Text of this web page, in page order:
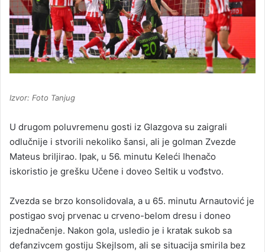
Izvor: Foto Tanjug
U drugom poluvremenu gosti iz Glazgova su zaigrali
odlučnije i stvorili nekoliko šansi, ali je golman Zvezde
Mateus briljirao. Ipak, u 56. minutu Keleći Ihenačo
iskoristio je grešku Učene i doveo Seltik u vođstvo.
Zvezda se brzo konsolidovala, a u 65. minutu Arnautović je
postigao svoj prvenac u crveno-belom dresu i doneo
izjednačenje. Nakon gola, usledio je i kratak sukob sa
defanzivcem gostiju Skejlsom, ali se situacija smirila bez